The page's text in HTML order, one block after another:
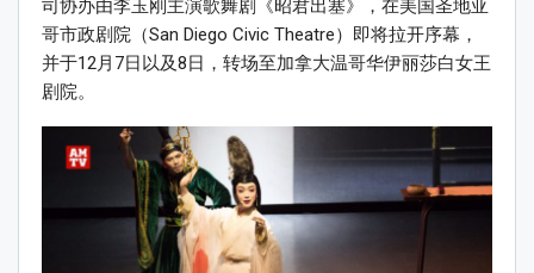
司协办由李玉刚主演歌舞剧《昭君出塞》，在美国圣地亚
哥市政剧院（San Diego Civic Theatre）即将拉开序幕，
并于12月7日以及8日，转场至加拿大温哥华伊丽莎白女王
剧院。